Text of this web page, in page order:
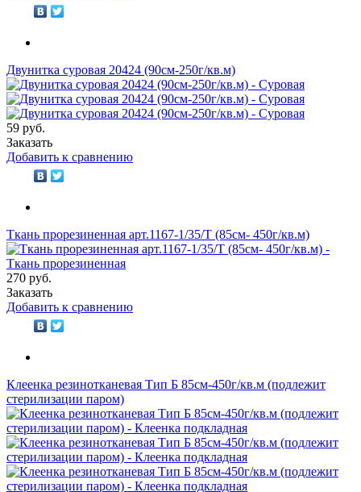
Двунитка суровая 20424 (90см-250г/кв.м)
59 руб.
Заказать
Добавить к сравнению
Ткань прорезиненная арт.1167-1/35/Т (85см- 450г/кв.м)
270 руб.
Заказать
Добавить к сравнению
Клеенка резинотканевая Тип Б 85см-450г/кв.м (подлежит
стерилизации паром)